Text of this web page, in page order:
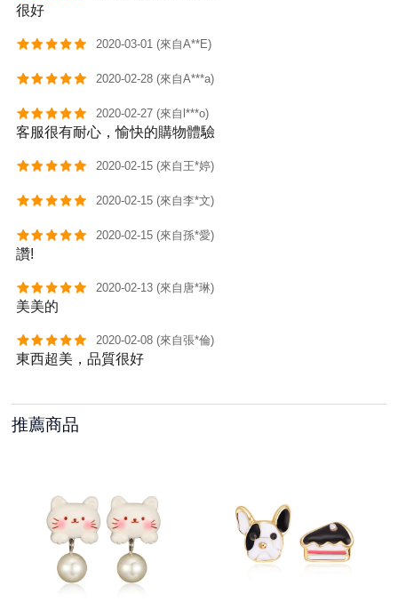
很好
2020-03-01 (來自A**E)
2020-02-28 (來自A***a)
2020-02-27 (來自l***o)
客服很有耐心，愉快的購物體驗
2020-02-15 (來自王*婷)
2020-02-15 (來自李*文)
2020-02-15 (來自孫*愛)
讚!
2020-02-13 (來自唐*琳)
美美的
2020-02-08 (來自張*倫)
東西超美，品質很好
推薦商品